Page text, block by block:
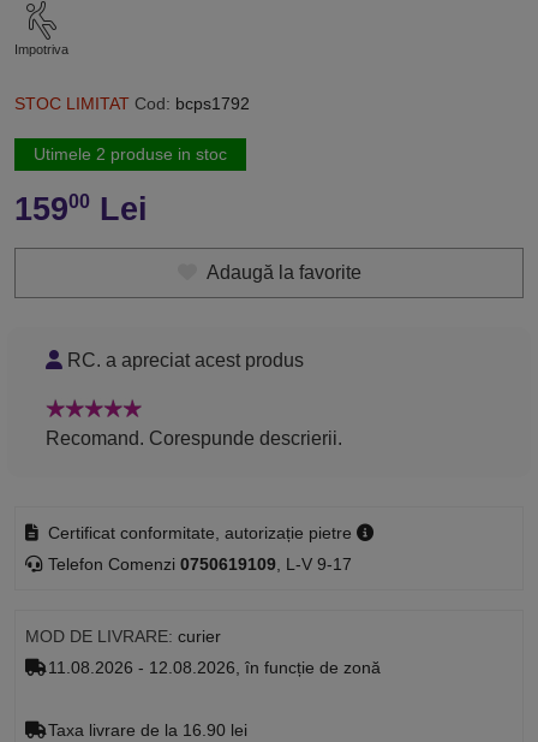
Impotriva
STOC LIMITAT Cod: bcps1792
Utimele 2 produse in stoc
15900Lei
Adaugă la favorite
RC. a apreciat acest produs
Recomand. Corespunde descrierii.
Certificat conformitate, autorizație pietre
Telefon Comenzi 0750619109, L-V 9-17
MOD DE LIVRARE: curier
11.08.2026 - 12.08.2026, în funcție de zonă
Taxa livrare de la 16.90 lei